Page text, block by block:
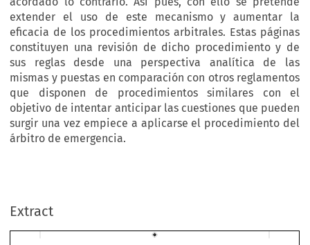
extender el uso de este mecanismo y aumentar la
eficacia de los procedimientos arbitrales. Estas páginas
constituyen una revisión de dicho procedimiento y de
sus reglas desde una perspectiva analítica de las
mismas y puestas en comparación con otros reglamentos
que disponen de procedimientos similares con el
objetivo de intentar anticipar las cuestiones que pueden
surgir una vez empiece a aplicarse el procedimiento del
árbitro de emergencia.
Extract